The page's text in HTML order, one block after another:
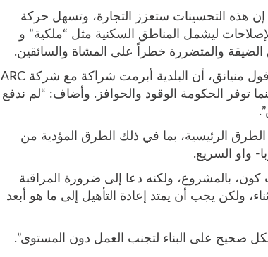
هذه التحسينات ستعزز التجارة، وتسهل حركة
ليشمل المناطق السكنية مثل “ملكية” و
والمتضررة خطراً على المشاة والسائقين.
من جانبه، أوضح عمدة مدينة رومبيك، أكول فول منيانق، أن البلدية أبرمت شراكة مع شركة ARC
توفر الحكومة الوقود والحوافز. وأضاف: “لم ندفع
15 كيلومتراً من الطرق الرئيسية، بما في ذلك الطرق المؤدية من
واو السريع.
كون، بالمشروع، ولكنه دعا إلى ضرورة المراقبة
ولكن يجب أن يمتد إعادة التأهيل إلى ما هو أبعد